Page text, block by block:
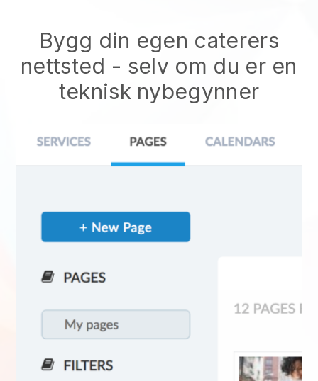
Bygg din egen caterers
nettsted - selv om du er en
teknisk nybegynner